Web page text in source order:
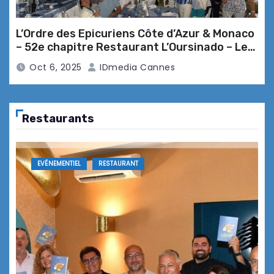
La Vague de St Paul … nouvelle
saison gourmande Au Jardin de la
Vague
Le Caffé César Opio … la carte terroir
20 ans de « Coup de Fourchette » …
ça se fête !
L’Ordre des Epicuriens Côte d’Azur & Monaco
– 52e chapitre Restaurant L’Oursinado – Le
Pradet
Oct 6, 2025 IDmedia Cannes
Restaurants
EVÉNEMENTIEL RESTAURANT